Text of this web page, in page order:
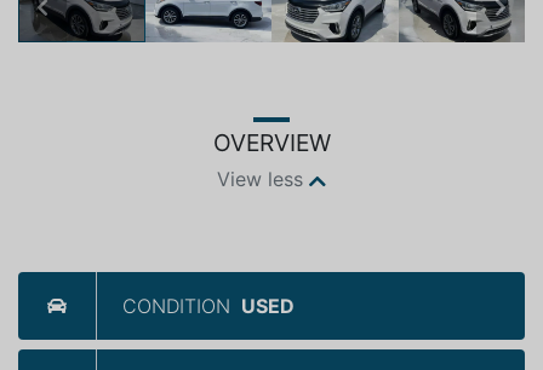
Previous Next
OVERVIEW
View less
CONDITION USED